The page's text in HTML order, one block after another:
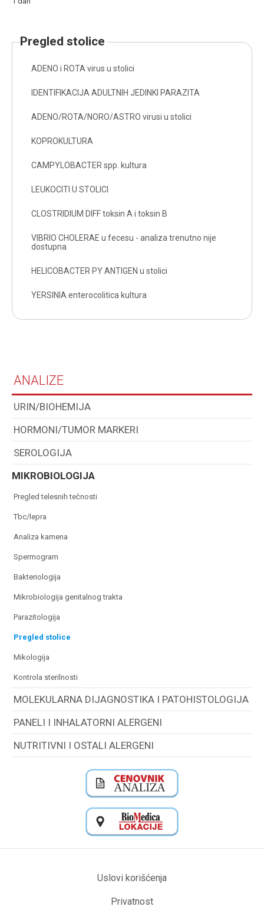
pregled stolice
ADENO i ROTA virus u stolici
IDENTIFIKACIJA ADULTNIH JEDINKI PARAZITA
ADENO/ROTA/NORO/ASTRO virusi u stolici
KOPROKULTURA
CAMPYLOBACTER spp. kultura
LEUKOCITI U STOLICI
CLOSTRIDIUM DIFF toksin A i toksin B
VIBRIO CHOLERAE u fecesu - analiza trenutno nije
dostupna
HELICOBACTER PY ANTIGEN u stolici
YERSINIA enterocolitica kultura
ANALIZE
URIN/BIOHEMIJA
HORMONI/TUMOR MARKERI
SEROLOGIJA
MIKROBIOLOGIJA
pregled telesnih tečnosti
tbc/lepra
analiza kamena
spermogram
bakteriologija
mikrobiologija genitalnog trakta
parazitologija
pregled stolice
mikologija
kontrola sterilnosti
MOLEKULARNA DIJAGNOSTIKA I PATOHISTOLOGIJA
PANELI I INHALATORNI ALERGENI
NUTRITIVNI I OSTALI ALERGENI
Uslovi korišćenja
Privatnost